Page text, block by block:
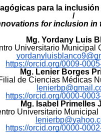
para la
/
for inclusion in
Mg. Yordany Luis
Universitario Municipal
https://orcid.org/0009-
Mg. Lenier Borges
de Ciencias Médicas
https://orcid.org/0000-
Mg. Isabel Primelles
Universitario Municipal
https://orcid.org/0000-